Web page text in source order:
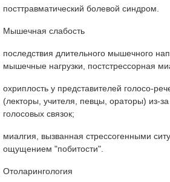
посттравматический болевой синдром.
Мышечная слабость
последствия длительного мышечного
мышечные нагрузки, постстрессорная
охриплость у представителей голосо-
(лекторы, учителя, певцы, ораторы) из-
голосовых связок;
миалгия, вызванная стрессогенными
ощущением "побитости".
Отоларингология